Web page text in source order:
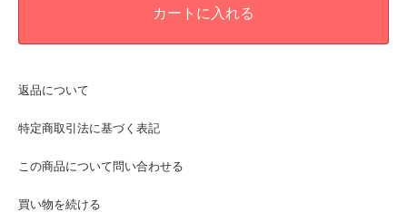
カートに入れる
返品について
特定商取引法に基づく表記
この商品について問い合わせる
買い物を続ける